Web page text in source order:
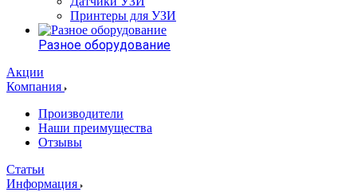
Принтеры для УЗИ
Разное оборудование
Акции
Компания
Производители
Наши преимущества
Отзывы
Статьи
Информация